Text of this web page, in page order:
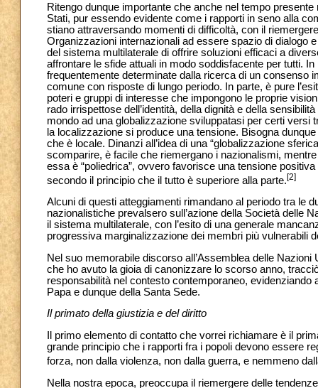
Ritengo dunque importante che anche nel tempo
Stati, pur essendo evidente come i rapporti in seno alla
stiano attraversando momenti di difficoltà, con il
Organizzazioni internazionali ad essere spazio di dialogo
del sistema multilaterale di offrire soluzioni efficaci a
affrontare le sfide attuali in modo soddisfacente per tutti.
frequentemente determinate dalla ricerca di un consenso
comune con risposte di lungo periodo. In parte, è pure
poteri e gruppi di interesse che impongono le proprie
rado irrispettose dell’identità, della dignità e della
mondo ad una globalizzazione sviluppatasi per certi
la localizzazione si produce una tensione. Bisogna
che è locale. Dinanzi all’idea di una “globalizzazione
scomparire, è facile che riemergano i nazionalismi,
essa è “poliedrica”, ovvero favorisce una tensione
secondo il principio che il tutto è superiore alla parte.[2]
Alcuni di questi atteggiamenti rimandano al periodo tra le
nazionalistiche prevalsero sull’azione della Società delle
il sistema multilaterale, con l’esito di una generale
progressiva marginalizzazione dei membri più vulnerabili
Nel suo memorabile discorso all’Assemblea delle
che ho avuto la gioia di canonizzare lo scorso anno,
responsabilità nel contesto contemporaneo,
Papa e dunque della Santa Sede.
Il primato della giustizia e del diritto
Il primo elemento di contatto che vorrei richiamare è il
grande principio che i rapporti fra i popoli devono essere
forza, non dalla violenza, non dalla guerra, e nemmeno
Nella nostra epoca, preoccupa il riemergere delle